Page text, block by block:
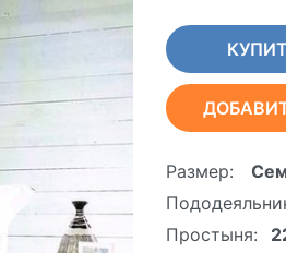
Размер:
Простыня: